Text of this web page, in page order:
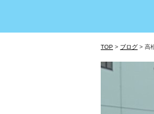
TOP > ブログ > 高